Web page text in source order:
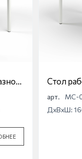
Стол
опоре
арт.
МС-
ДхВхШ: